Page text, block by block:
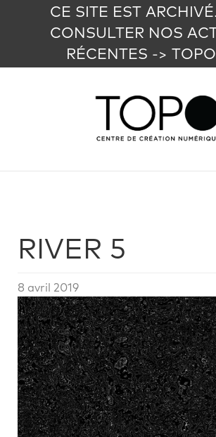
CE SITE EST
CONSULTER NOS
RÉCENTES ->
RIVER 5
8 avril 2019